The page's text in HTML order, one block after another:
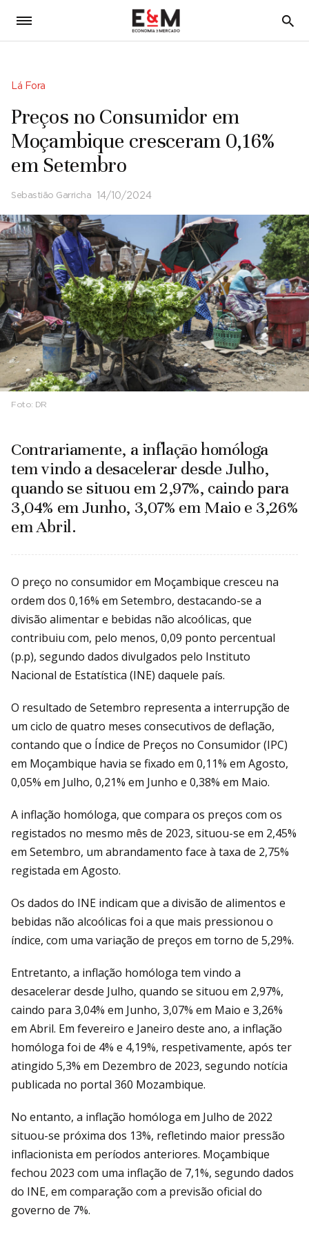
5
Lá Fora
Preços no Consumidor em
Moçambique cresceram 0,16%
em Setembro
Sebastião Garricha 14/10/2024
Foto: DR
Contrariamente, a inflação homóloga
tem vindo a desacelerar desde Julho,
quando se situou em 2,97%, caindo para
3,04% em Junho, 3,07% em Maio e 3,26%
em Abril.
O preço no consumidor em Moçambique cresceu na
ordem dos 0,16% em Setembro, destacando-se a
divisão alimentar e bebidas não alcoólicas, que
contribuiu com, pelo menos, 0,09 ponto percentual
(p.p), segundo dados divulgados pelo Instituto
Nacional de Estatística (INE) daquele país.
O resultado de Setembro representa a interrupção de
um ciclo de quatro meses consecutivos de deflação,
contando que o Índice de Preços no Consumidor (IPC)
em Moçambique havia se fixado em 0,11% em Agosto,
0,05% em Julho, 0,21% em Junho e 0,38% em Maio.
A inflação homóloga, que compara os preços com os
registados no mesmo mês de 2023, situou-se em 2,45%
em Setembro, um abrandamento face à taxa de 2,75%
registada em Agosto.
Os dados do INE indicam que a divisão de alimentos e
bebidas não alcoólicas foi a que mais pressionou o
índice, com uma variação de preços em torno de 5,29%.
Entretanto, a inflação homóloga tem vindo a
desacelerar desde Julho, quando se situou em 2,97%,
caindo para 3,04% em Junho, 3,07% em Maio e 3,26%
em Abril. Em fevereiro e Janeiro deste ano, a inflação
homóloga foi de 4% e 4,19%, respetivamente, após ter
atingido 5,3% em Dezembro de 2023, segundo notícia
publicada no portal 360 Mozambique.
No entanto, a inflação homóloga em Julho de 2022
situou-se próxima dos 13%, refletindo maior pressão
inflacionista em períodos anteriores. Moçambique
fechou 2023 com uma inflação de 7,1%, segundo dados
do INE, em comparação com a previsão oficial do
governo de 7%.